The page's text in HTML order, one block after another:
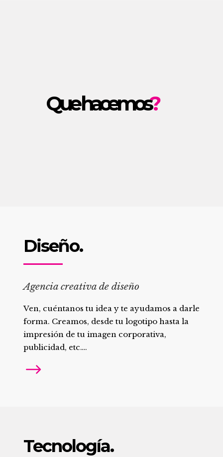
Que hacemos?
Diseño.
Agencia creativa de diseño
Ven, cuéntanos tu idea y te ayudamos a darle
forma. Creamos, desde tu logotipo hasta la
impresión de tu imagen corporativa,
publicidad, etc….
Tecnología.